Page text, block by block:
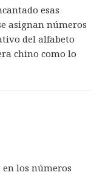
esas
asignan números
del alfabeto
chino como lo
en los números